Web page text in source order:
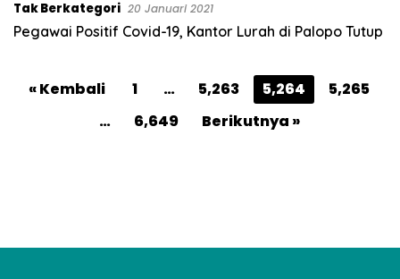
Tak Berkategori 20 Januari 2021
Pegawai Positif Covid-19, Kantor Lurah di Palopo Tutup
« Kembali 1 … 5,263 5,264
5,265
…
6,649 Berikutnya »